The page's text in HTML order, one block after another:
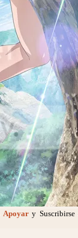
Apoyary Suscribirse